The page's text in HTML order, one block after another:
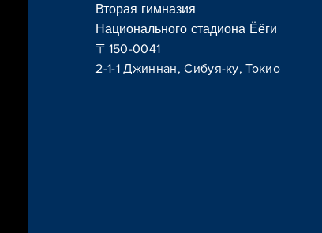
Вторая гимназия
Национального стадиона Ёёги
〒150-0041
2-1-1 Джиннан, Сибуя-ку, Токио